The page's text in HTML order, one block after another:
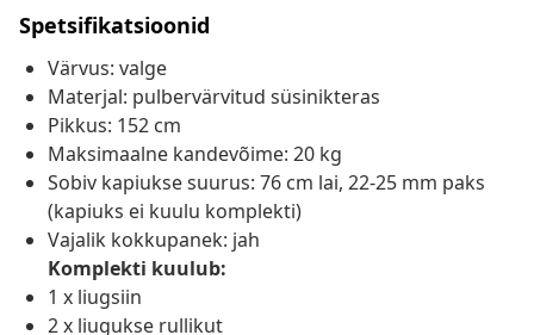
Spetsifikatsioonid
Värvus: valge
Materjal: pulbervärvitud süsinikteras
Pikkus: 152 cm
Maksimaalne kandevõime: 20 kg
Sobiv kapiukse suurus: 76 cm lai, 22-25 mm paks
(kapiuks ei kuulu komplekti)
Vajalik kokkupanek: jah
Komplekti kuulub:
1 x liugsiin
2 x liugukse rullikut